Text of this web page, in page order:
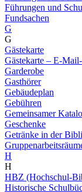
Führungen und
Fundsachen
G
G
Gästekarte
Gästekarte – E-
Garderobe
Gasthörer
Gebäudeplan
Gebühren
Gemeinsamer
Geschenke
Getränke in der
H
H
HBZ (Hochschul-
Historische